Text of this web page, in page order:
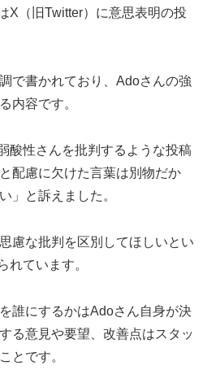
X（旧Twitter）に意思表明の投
で書かれており、Adoさんの強
内容です。
酸性さんを批判するような投稿
配慮に欠けた言葉は別物だか
」と訴えました。
慮な批判を区別してほしいとい
れています。
誰にするかはAdoさん自身が決
る意見や要望、改善点はスタッ
とです。